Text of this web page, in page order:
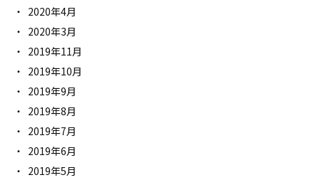
2020年4月
2020年3月
2019年11月
2019年10月
2019年9月
2019年8月
2019年7月
2019年6月
2019年5月